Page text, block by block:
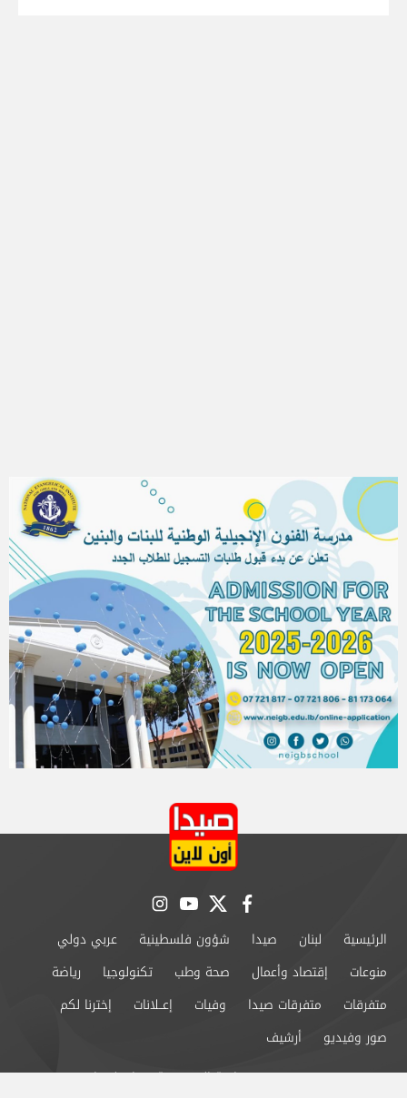
facebook
twitter
youtube
instagram
الرئيسية لبنان صيدا شؤون فلسطينية
عربي دولي
منوعات
إقتصاد وأعمال صحة وطب تكنولوجيا
رياضة
متفرقات
متفرقات صيدا وفيات إعــلانات
إخترنا لكم
صور وفيديو
أرشيف
من نحن
سياسة الخصوصية اتصل بنا